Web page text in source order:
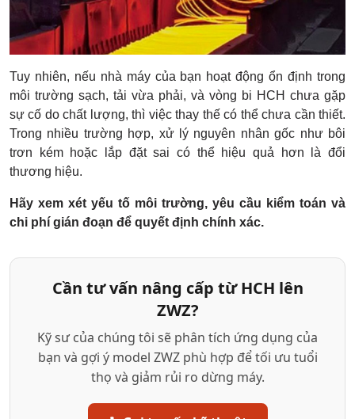
Tuy nhiên, nếu nhà máy của bạn hoạt động ổn định trong
môi trường sạch, tải vừa phải, và vòng bi HCH chưa gặp
sự cố do chất lượng, thì việc thay thế có thể chưa cần thiết.
Trong nhiều trường hợp, xử lý nguyên nhân gốc như bôi
trơn kém hoặc lắp đặt sai có thể hiệu quả hơn là đổi
thương hiệu.
Hãy xem xét yếu tố môi trường, yêu cầu kiểm toán và
chi phí gián đoạn để quyết định chính xác.
Cần tư vấn nâng cấp từ HCH lên
ZWZ?
Kỹ sư của chúng tôi sẽ phân tích ứng dụng của
bạn và gợi ý model ZWZ phù hợp để tối ưu tuổi
thọ và giảm rủi ro dừng máy.